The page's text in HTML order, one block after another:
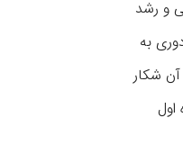
و رشد
به
آن شکار